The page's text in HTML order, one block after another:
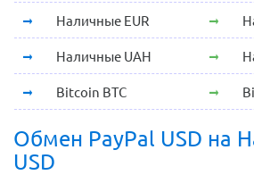
Наличные EUR
Наличные UAH
Bitcoin BTC
Обмен PayPal USD на
USD